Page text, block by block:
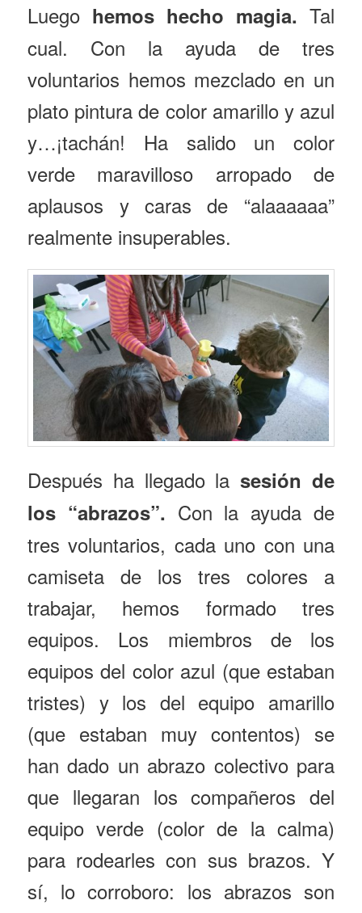
Luego hemos hecho magia. Tal
cual. Con la ayuda de tres
voluntarios hemos mezclado en un
plato pintura de color amarillo y azul
y…¡tachán! Ha salido un color
verde maravilloso arropado de
aplausos y caras de “alaaaaaa”
realmente insuperables.
Después ha llegado lasesión de
los “abrazos”. Con la ayuda de
tres voluntarios, cada uno con una
camiseta de los tres colores a
trabajar, hemos formado tres
equipos. Los miembros de los
equipos del color azul (que estaban
tristes) y los del equipo amarillo
(que estaban muy contentos) se
han dado un abrazo colectivo para
que llegaran los compañeros del
equipo verde (color de la calma)
para rodearles con sus brazos. Y
sí, lo corroboro: los abrazos son